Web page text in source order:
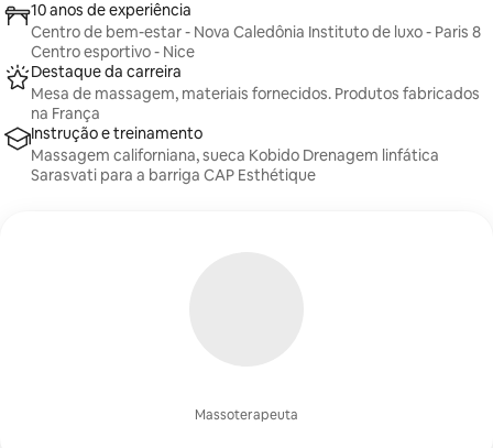
Massoterapeuta
10 anos de experiência
Centro de bem-estar - Nova Caledônia Instituto de luxo - Paris 8
Centro esportivo - Nice
Destaque da carreira
Mesa de massagem, materiais fornecidos. Produtos fabricados
na França
Instrução e treinamento
Massagem californiana, sueca Kobido Drenagem linfática
Sarasvati para a barriga CAP Esthétique